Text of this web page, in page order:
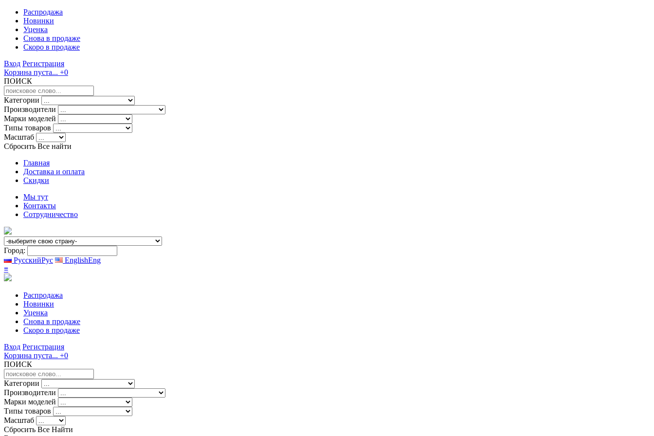
Распродажа
Новинки
Уценка
Снова в продаже
Скоро в продаже
Вход Регистрация
Корзина пуста... +0
ПОИСК
Категории
Производители
Марки моделей
Типы товаров
Масштаб
Сбросить Все найти
Главная
Доставка и оплата
Скидки
Мы тут
Контакты
Сотрудничество
Город:
РусскийРус EnglishEng
≡
Распродажа
Новинки
Уценка
Снова в продаже
Скоро в продаже
Вход Регистрация
Корзина пуста... +0
ПОИСК
Категории
Производители
Марки моделей
Типы товаров
Масштаб
Сбросить Все Найти